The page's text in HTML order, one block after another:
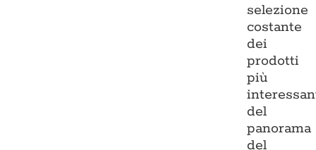
selezione
costante
dei
prodotti
più
del
panorama
del